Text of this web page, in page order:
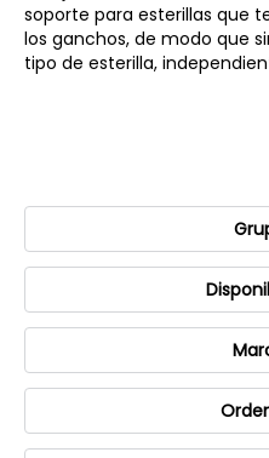
soporte para esterillas que
los ganchos, de modo que
tipo de esterilla,